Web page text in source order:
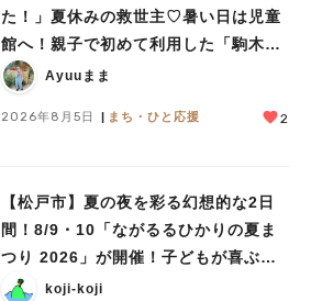
た！」夏休みの救世主♡暑い日は児童
館へ！親子で初めて利用した「駒木台
児童館」レポート
Ayuuまま
2026年8月5日 まち・ひと応援 2
【松戸市】夏の夜を彩る幻想的な2日
間！8/9・10「ながるるひかりの夏ま
つり 2026」が開催！子どもが喜ぶワ
ークショップや限定ヒーローショーも
koji-koji